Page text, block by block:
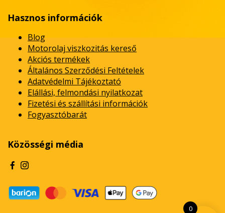
Hasznos információk
Blog
Motorolaj viszkozitás kereső
Akciós termékek
Általános Szerződési Feltételek
Adatvédelmi Tájékoztató
Elállási, felmondási nyilatkozat
Fizetési és szállítási információk
Fogyasztóbarát
Közösségi média
0